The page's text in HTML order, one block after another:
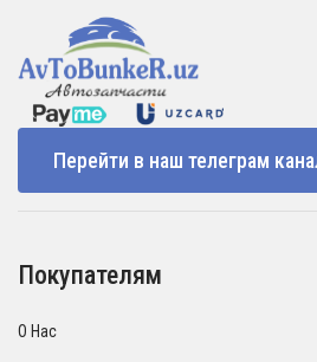
Перейти в наш телеграм
Покупателям
О Нас